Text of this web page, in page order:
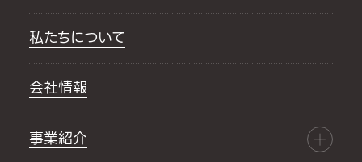
私たちについて
会社情報
事業紹介